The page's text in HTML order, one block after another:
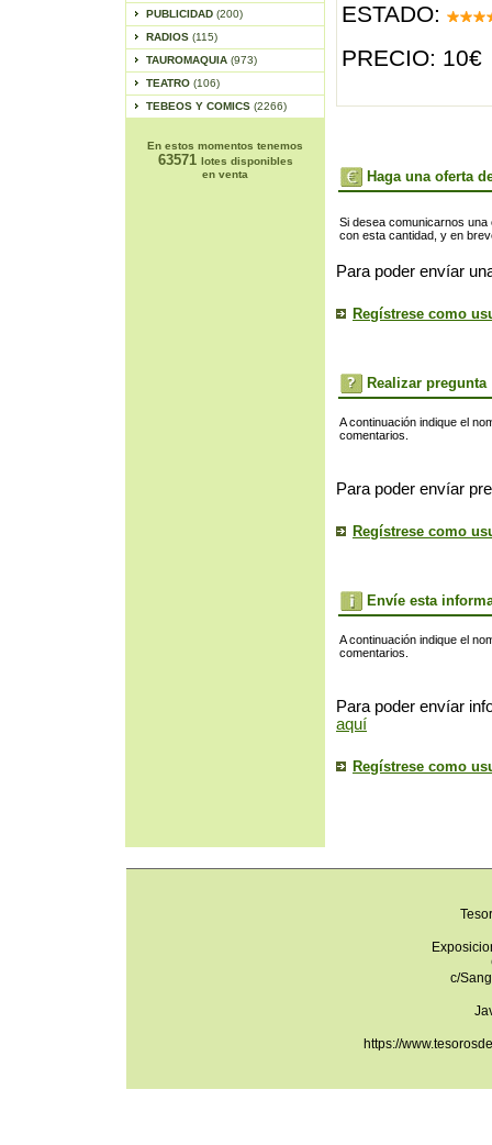
PUBLICIDAD (200)
RADIOS (115)
TAUROMAQUIA (973)
TEATRO (106)
TEBEOS Y COMICS (2266)
En estos momentos tenemos
63571 lotes disponibles
en venta
ESTADO:
PRECIO: 10€
Haga una oferta
Si desea comunicarnos
con esta cantidad, y en
Para poder envíar
Regístrese como
Realizar pregunta
A continuación indique el
comentarios.
Para poder envíar
Regístrese como
Envíe esta
A continuación indique el
comentarios.
Para poder envíar
aquí
Regístrese como
c/
https://